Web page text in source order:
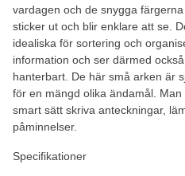
vardagen och de snygga
sticker ut och blir enklare att se.
idealiska för sortering och
information och ser därmed
hanterbart. De här små arken är
för en mängd olika ändamål.
smart sätt skriva anteckningar,
påminnelser.
Specifikationer